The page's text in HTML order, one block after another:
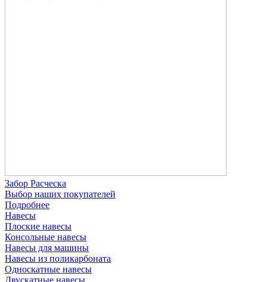
Забор Расческа
Выбор наших покупателей
Подробнее
Навесы
Плоские навесы
Консольные навесы
Навесы для машины
Навесы из поликарбоната
Односкатные навесы
Двускатные навесы